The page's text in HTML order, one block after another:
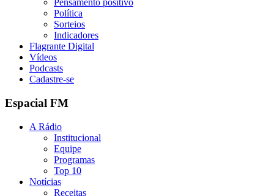
Pensamento positivo
Política
Sorteios
Indicadores
Flagrante Digital
Vídeos
Podcasts
Cadastre-se
Espacial FM
A Rádio
Institucional
Equipe
Programas
Top 10
Notícias
Receitas